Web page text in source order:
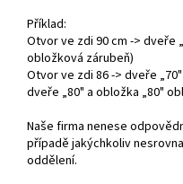
Příklad:
Otvor ve zdi 90 cm -> dveře
obložková zárubeň)
Otvor ve zdi 86 -> dveře
dveře „80" a obložka „80"
Naše firma nenese
případě jakýchkoliv
oddělení.